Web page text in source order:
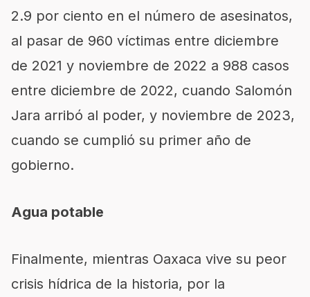
2.9 por ciento en el número de asesinatos,
al pasar de 960 víctimas entre diciembre
de 2021 y noviembre de 2022 a 988 casos
entre diciembre de 2022, cuando Salomón
Jara arribó al poder, y noviembre de 2023,
cuando se cumplió su primer año de
gobierno.
Agua potable
Finalmente, mientras Oaxaca vive su peor
crisis hídrica de la historia, por la